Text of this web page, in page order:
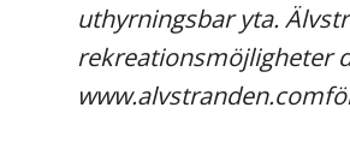
uthyrningsbar yta.
rekreationsmöjligheter
www.alvstranden.com